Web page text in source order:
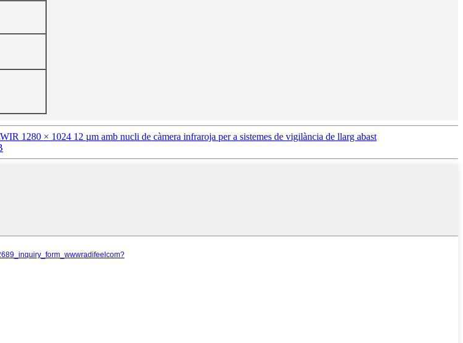
1280 × 1024 12 µm amb nucli de càmera infraroja per a sistemes de vigilància de llarg abast